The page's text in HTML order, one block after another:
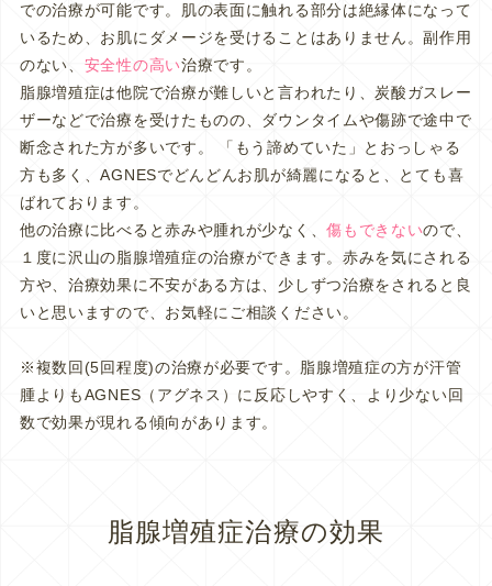
での治療が可能です。肌の表面に触れる部分は絶縁体になって
いるため、お肌にダメージを受けることはありません。副作用
のない、 安全性の高い治療です。
脂腺増殖症は他院で治療が難しいと言われたり、炭酸ガスレー
ザーなどで治療を受けたものの、ダウンタイムや傷跡で途中で
断念された方が多いです。 「もう諦めていた」とおっしゃる
方も多く、AGNESでどんどんお肌が綺麗になると、とても喜
ばれております。
他の治療に比べると赤みや腫れが少なく、傷もできないので、
１度に沢山の脂腺増殖症の治療ができます。赤みを気にされる
方や、治療効果に不安がある方は、少しずつ治療をされると良
いと思いますので、お気軽にご相談ください。
※複数回(5回程度)の治療が必要です。脂腺増殖症の方が汗管
腫よりもAGNES（アグネス）に反応しやすく、より少ない回
数で効果が現れる傾向があります。
脂腺増殖症治療の効果